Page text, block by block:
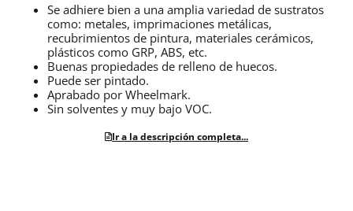
Se adhiere bien a una amplia variedad de sustratos
como: metales, imprimaciones metálicas,
recubrimientos de pintura, materiales cerámicos,
plásticos como GRP, ABS, etc.
Buenas propiedades de relleno de huecos.
Puede ser pintado.
Aprabado por Wheelmark.
Sin solventes y muy bajo VOC.
Ir a la descripción completa...